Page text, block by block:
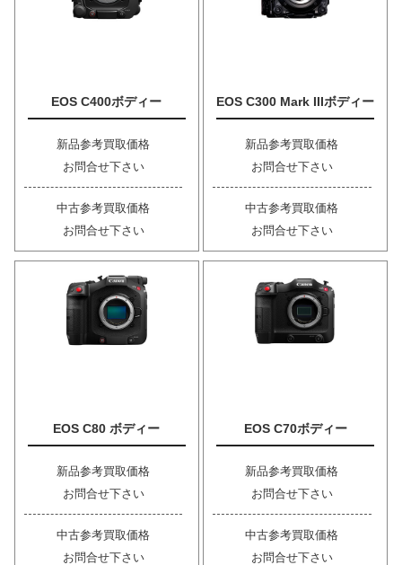
EOS C400ボディー
新品参考買取価格
お問合せ下さい
中古参考買取価格
お問合せ下さい
EOS C300 Mark IIIボディー
新品参考買取価格
お問合せ下さい
中古参考買取価格
お問合せ下さい
EOS C80 ボディー
新品参考買取価格
お問合せ下さい
中古参考買取価格
お問合せ下さい
EOS C70ボディー
新品参考買取価格
お問合せ下さい
中古参考買取価格
お問合せ下さい